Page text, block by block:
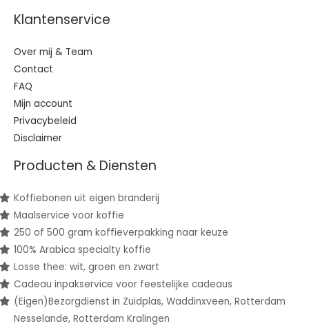
Klantenservice
Over mij & Team
Contact
FAQ
Mijn account
Privacybeleid
Disclaimer
Producten & Diensten
Koffiebonen uit eigen branderij
Maalservice voor koffie
250 of 500 gram koffieverpakking naar keuze
100% Arabica specialty koffie
Losse thee: wit, groen en zwart
Cadeau inpakservice voor feestelijke cadeaus
(Eigen)Bezorgdienst in Zuidplas, Waddinxveen, Rotterdam
Nesselande, Rotterdam Kralingen